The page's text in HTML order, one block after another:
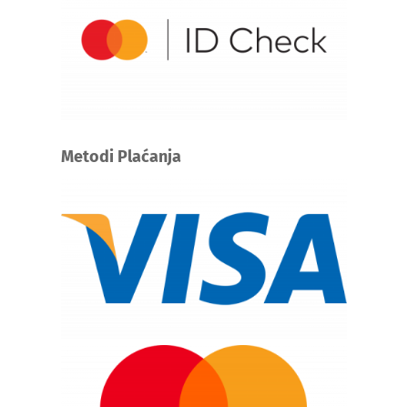
Metodi Plaćanja